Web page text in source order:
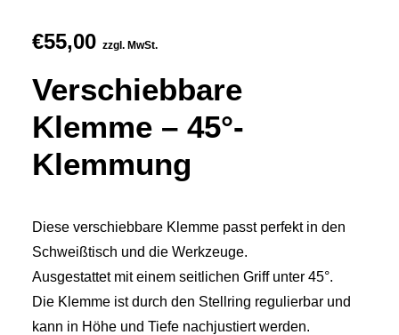
€55,00 zzgl. MwSt.
Verschiebbare
Klemme – 45°-
Klemmung
Diese verschiebbare Klemme passt perfekt in den
Schweißtisch und die Werkzeuge.
Ausgestattet mit einem seitlichen Griff unter 45°.
Die Klemme ist durch den Stellring regulierbar und
kann in Höhe und Tiefe nachjustiert werden.